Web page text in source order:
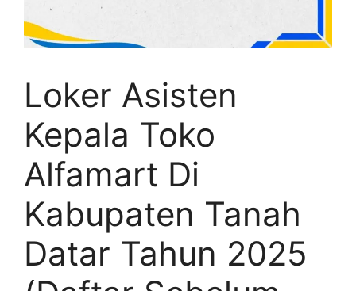
Loker Asisten
Kepala Toko
Alfamart Di
Kabupaten Tanah
Datar Tahun 2025